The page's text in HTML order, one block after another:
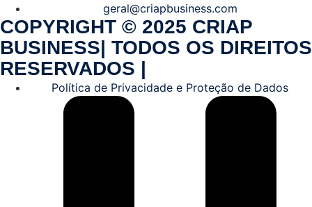
geral@criapbusiness.com
COPYRIGHT © 2025 CRIAP
BUSINESS| TODOS OS DIREITOS
RESERVADOS |
Política de Privacidade e Proteção de Dados